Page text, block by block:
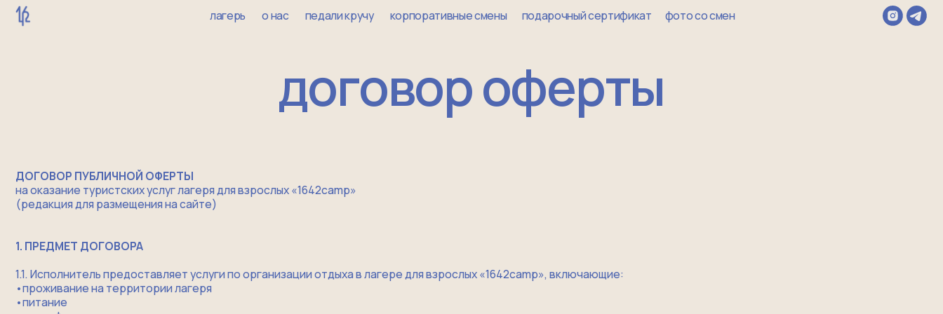
фото со смен
подарочный сертификат
корпоративные смены
педали кручу
о нас
лагерь
договор оферты
на оказание туристских услуг лагеря для взрослых «1642camp»
(редакция для размещения на сайте)
1.1. Исполнитель предоставляет услуги по организации отдыха в лагере для взрослых «1642camp», включающие:
​•​питание
​•​трансфер
​•​образовательные и развлекательные мероприятия